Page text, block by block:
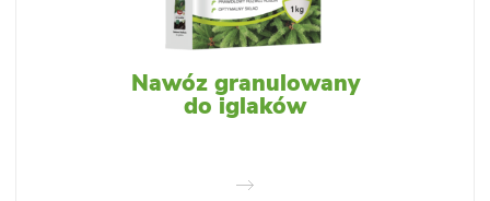
Nawóz granulowany
do iglaków